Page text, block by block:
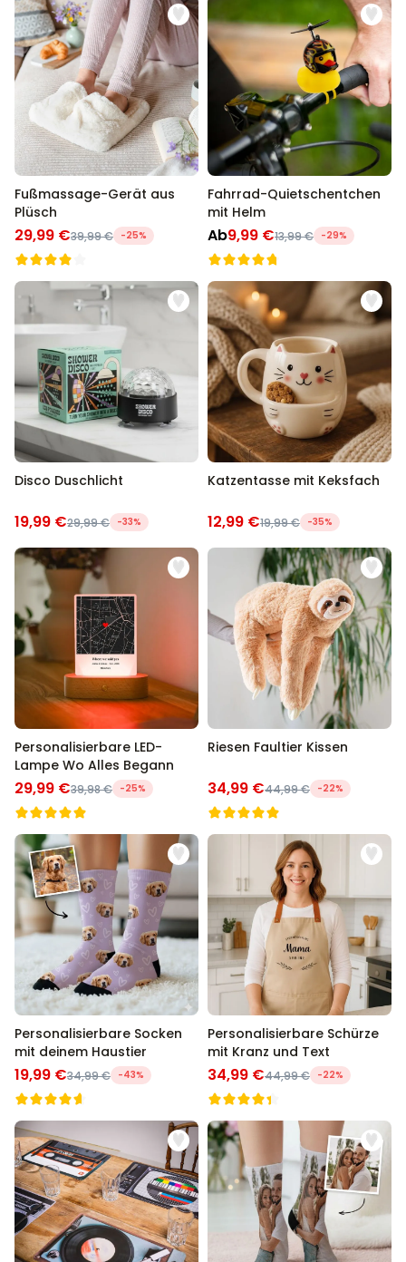
Fußmassage-Gerät aus
Plüsch
29,99 €39,99 € -25%
Fahrrad-Quietschentchen
mit Helm
Ab9,99 €13,99 € -29%
Disco Duschlicht
19,99 €29,99 € -33%
Katzentasse mit Keksfach
12,99 €19,99 € -35%
Personalisierbare LED-
Lampe Wo Alles Begann
29,99 €39,98 € -25%
Riesen Faultier Kissen
34,99 €44,99 € -22%
Personalisierbare Socken
mit deinem Haustier
19,99 €34,99 € -43%
Personalisierbare Schürze
mit Kranz und Text
34,99 €44,99 € -22%